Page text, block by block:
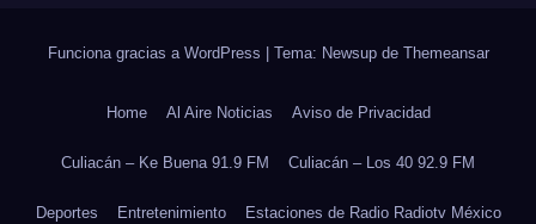
Funciona gracias a WordPress Tema: Newsup de Themeansar
Home Al Aire Noticias Aviso de Privacidad
Culiacán – Ke Buena 91.9 FM Culiacán – Los 40 92.9 FM
Deportes Entretenimiento Estaciones de Radio Radiotv México